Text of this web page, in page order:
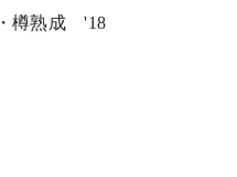
樽熟成'18